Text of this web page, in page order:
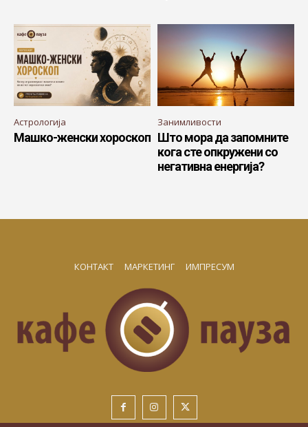
Астрологија
Машко-женски хороскоп
Занимливости
Што мора да запомните
кога сте опкружени со
негативна енергија?
КОНТАКТ МАРКЕТИНГ ИМПРЕСУМ